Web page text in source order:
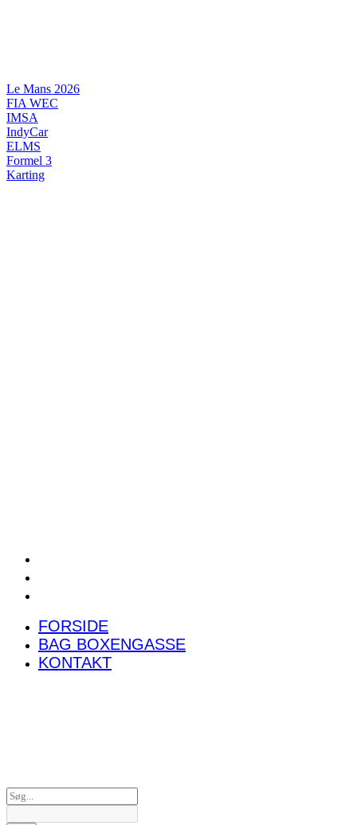
Le Mans 2026
FIA WEC
IMSA
IndyCar
ELMS
Formel 3
Karting
FORSIDE
BAG BOXENGASSE
KONTAKT